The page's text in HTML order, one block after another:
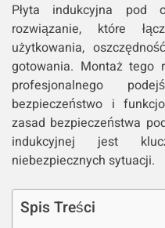
Płyta indukcyjna pod
rozwiązanie, które
użytkowania,
gotowania. Montaż tego
profesjonalnego
bezpieczeństwo i
zasad bezpieczeństwa
indukcyjnej jest
niebezpiecznych sytuacji.
Spis Treści